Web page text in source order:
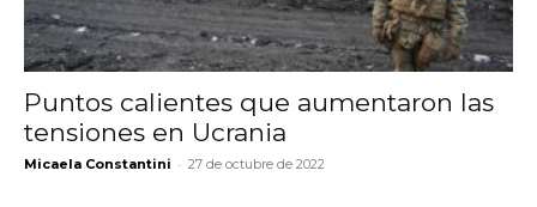
Puntos calientes que aumentaron las
tensiones en Ucrania
Micaela Constantini - 27 de octubre de 2022